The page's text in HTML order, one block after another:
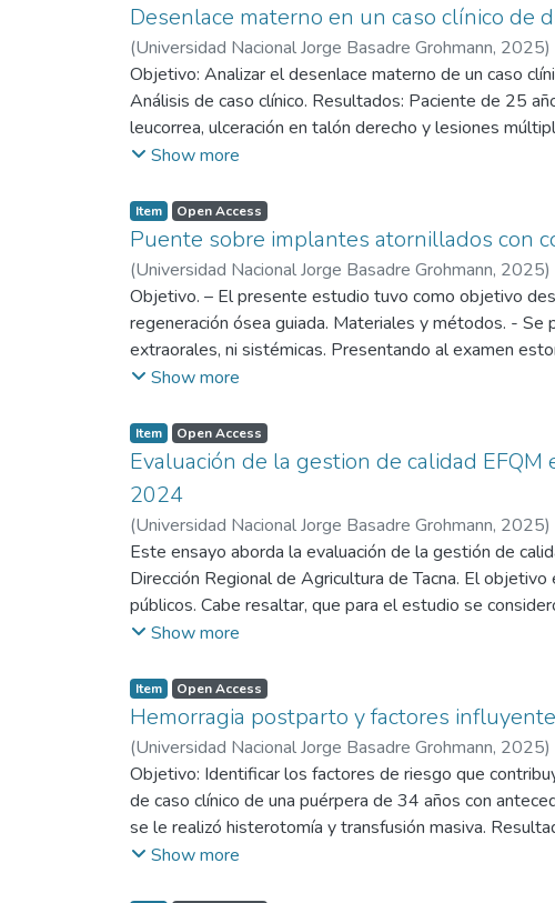
Desenlace materno en un caso clínico
(Universidad Nacional Jorge Basadre Grohmann, 2025)
Objetivo: Analizar el desenlace materno de un caso
Análisis de caso clínico. Resultados: Paciente de 25
leucorrea, ulceración en talón derecho y lesiones
y diabetes mellitus I pregestacional; es hospitalizada
clasificada como muerte materna indirecta.
grado y la falta de una atención prenatal adecuada,
Show more
Item Open Access
Puente sobre implantes atornillados con
(Universidad Nacional Jorge Basadre Grohmann, 2025)
Objetivo. – El presente estudio tuvo como objetivo
regeneración ósea guiada. Materiales y métodos. -
extraorales, ni sistémicas. Presentando al examen
radiográfico presentó reabsorción horizontal leve,
interno, más colocación de hueso granulado de origen
implantes (pza 4.4 de 3,3 x 10 mm y pza 4.6 de 3.8
intervención quirúrgica se instaló el puente de tres
conexión hexagonal interna y regeneración ósea
Show more
Item Open Access
Evaluación de la gestion de calidad
2024
(Universidad Nacional Jorge Basadre Grohmann, 2025)
Este ensayo aborda la evaluación de la gestión de
Dirección Regional de Agricultura de Tacna. El
públicos. Cabe resaltar, que para el estudio se
Dirección Regional de Agricultura Tacna y los usuarios
observa que los criterios con mayores valores están
Política y estrategia, resultados en las personas,
obtuvo un puntaje de 363.75 de los 1000 puntos, lo
estrategias que conduzcan a una mayor eficiencia y
hay desafíos que deben abordarse para alcanzar un
Show more
Item Open Access
Hemorragia postparto y factores
(Universidad Nacional Jorge Basadre Grohmann, 2025)
Objetivo: Identificar los factores de riesgo que
de caso clínico de una puérpera de 34 años con
se le realizó histerotomía y transfusión masiva.
y falta de control prenatal. Se documentó una pérdida
Show more